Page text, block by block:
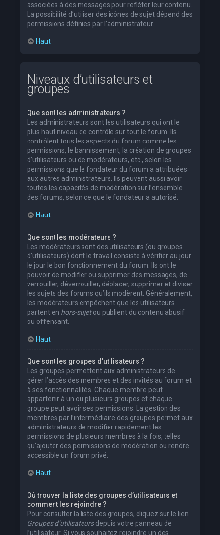
associées à des messages pour refléter leur contenu.
La possibilité d’utiliser des icônes de sujet dépend des
permissions définies par l’administrateur.
Haut
Niveaux d’utilisateurs et
groupes
Que sont les administrateurs ?
Les administrateurs sont les utilisateurs qui ont le
plus haut niveau de contrôle sur tout le forum. Ils
contrôlent tous les aspects du forum comme les
permissions, le bannissement, la création de groupes
d’utilisateurs ou de modérateurs, etc., selon les
permissions que le fondateur du forum a attribuées
aux autres administrateurs. Ils peuvent aussi avoir
toutes les capacités de modération sur l’ensemble
des forums, selon ce que le fondateur a autorisé.
Haut
Que sont les modérateurs ?
Les modérateurs sont des utilisateurs (ou groupes
d’utilisateurs) dont le travail consiste à vérifier au jour
le jour le bon fonctionnement du forum. Ils ont le
pouvoir de modifier ou supprimer des messages, de
verrouiller, déverrouiller, déplacer, supprimer et diviser
les sujets des forums qu’ils modèrent. Généralement,
les modérateurs empêchent que les utilisateurs
partent en hors-sujetou publient du contenu abusif
ou offensant.
Haut
Que sont les groupes d’utilisateurs ?
Les groupes permettent aux administrateurs de
gérer l’accès des membres et des invités au forum et
à ses fonctionnalités. Chaque membre peut
appartenir à un ou plusieurs groupes et chaque
groupe peut avoir ses permissions. La gestion des
membres par l’intermédiaire des groupes permet aux
administrateurs de modifier rapidement les
permissions de plusieurs membres à la fois, telles
qu’ajouter des permissions de modération ou rendre
accessible un forum privé.
Haut
Où trouver la liste des groupes d’utilisateurs et
comment les rejoindre ?
Pour consulter la liste des groupes, cliquez sur le lien
Groupes d’utilisateursdepuis votre panneau de
l’utilisateur. Si vous souhaitez rejoindre un des